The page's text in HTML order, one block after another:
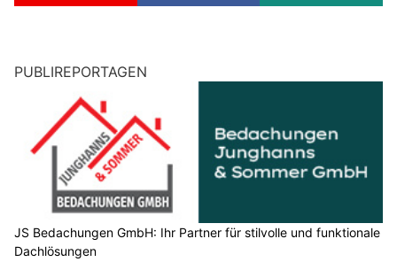
PUBLIREPORTAGEN
JS Bedachungen GmbH: Ihr Partner für stilvolle und funktionale
Dachlösungen